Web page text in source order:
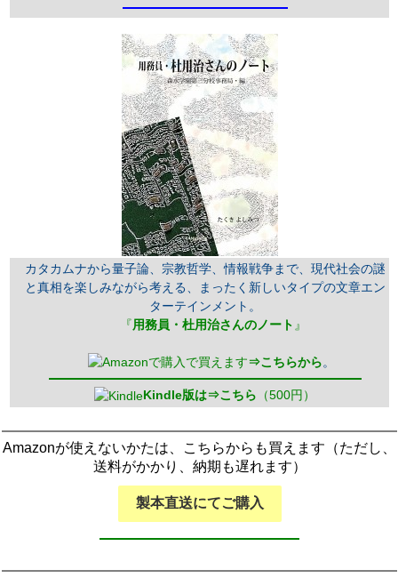
カタカムナから量子論、宗教哲学、情報戦争まで、現代社会の謎
と真相を楽しみながら考える、まったく新しいタイプの文章エン
ターテインメント。
『用務員・杜用治さんのノート 』
で買えます⇒こちらから。
Kindle版は⇒こちら （500円）
Amazonが使えないかたは、こちらからも買えます（ただし、
送料がかかり、納期も遅れます）
製本直送にてご購入